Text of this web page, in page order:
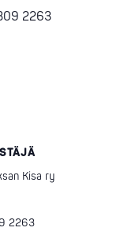
2263
Kisa ry
2263